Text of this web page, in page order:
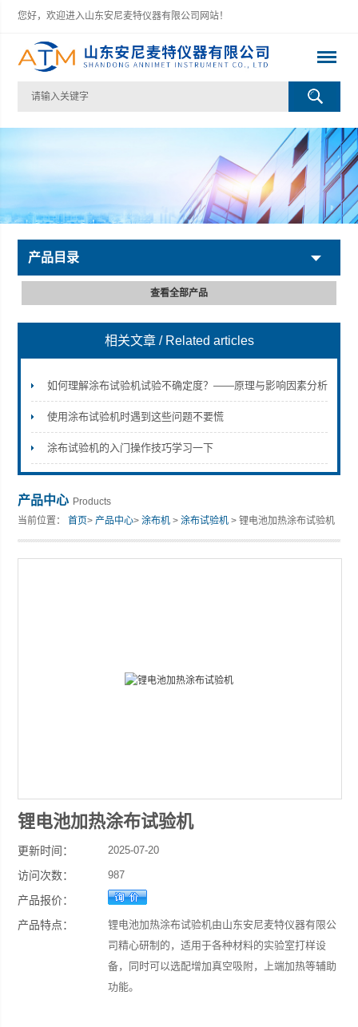
您好，欢迎进入山东安尼麦特仪器有限公司网站！
山东安尼麦特仪器有限公司
产品目录
查看全部产品
相关文章 / Related articles
如何理解涂布试验机试验不确定度？——原理与影响因素分析
使用涂布试验机时遇到这些问题不要慌
涂布试验机的入门操作技巧学习一下
产品中心 Products
当前位置：首页>产品中心>涂布机 >涂布试验机 > 锂电池加热涂布试验机
锂电池加热涂布试验机
更新时间： 2025-07-20
访问次数： 987
产品报价：
产品特点：
锂电池加热涂布试验机由山东安尼麦特仪器有限公
司精心研制的，适用于各种材料的实验室打样设
备，同时可以选配增加真空吸附，上端加热等辅助
功能。